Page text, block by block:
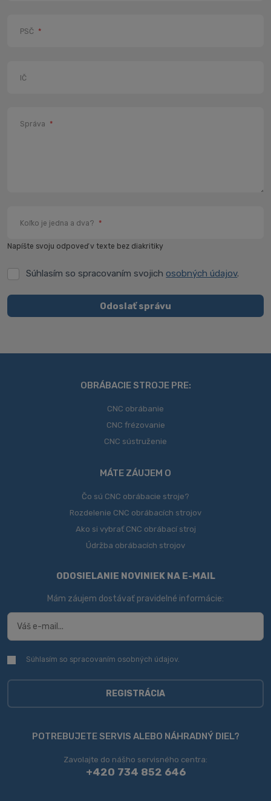
PSČ *
IČ
Správa *
Koľko je jedna a dva? *
Napíšte svoju odpoveď v texte bez diakritiky
Súhlasím
spracovaním
svojich
Súhlasím so spracovaním svojichosobných údajov.
Odoslať správu
OBRÁBACIE STROJE PRE:
CNC obrábanie
CNC frézovanie
CNC sústruženie
MÁTE ZÁUJEM O
Čo sú CNC obrábacie stroje?
Rozdelenie CNC obrábacích strojov
Ako si vybrať CNC obrábací stroj
Údržba obrábacích strojov
ODOSIELANIE NOVINIEK NA E-MAIL
Mám záujem dostávať pravidelné informácie:
Súhlasím
spracovaním
Súhlasím so spracovaním osobných údajov.
REGISTRÁCIA
sa
nepodarilo
POTREBUJETE SERVIS ALEBO NÁHRADNÝ DIEL?
Zavolajte do nášho servisného centra:
+420 734 852 646